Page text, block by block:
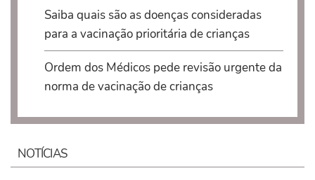
Saiba quais são as doenças consideradas
para a vacinação prioritária de crianças
Ordem dos Médicos pede revisão urgente da
norma de vacinação de crianças
NOTÍCIAS